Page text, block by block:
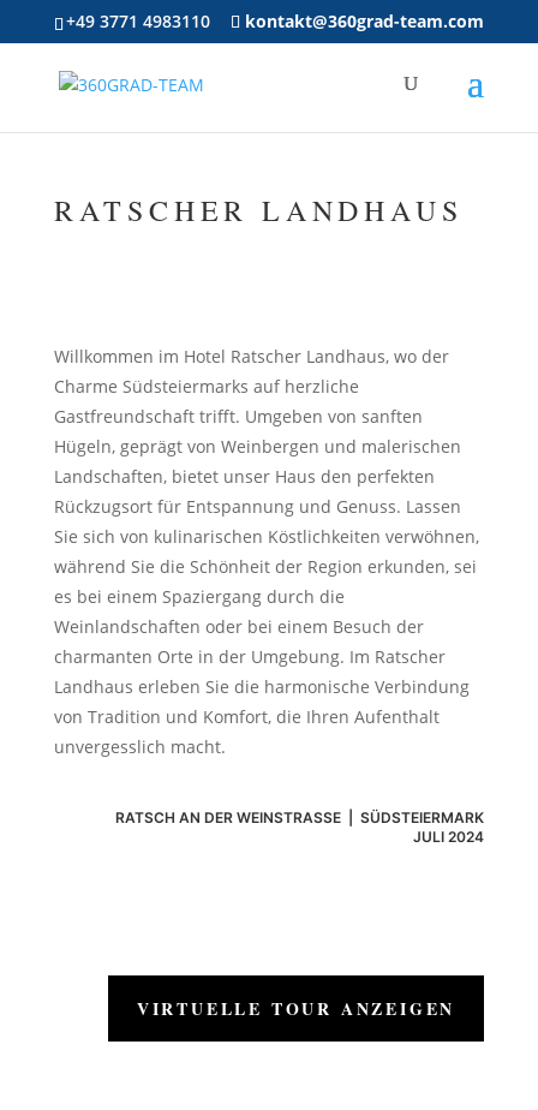
+49 3771 4983110 kontakt@360grad-team.com
RATSCHER LANDHAUS
Willkommen im Hotel Ratscher Landhaus, wo der
Charme Südsteiermarks auf herzliche
Gastfreundschaft trifft. Umgeben von sanften
Hügeln, geprägt von Weinbergen und malerischen
Landschaften, bietet unser Haus den perfekten
Rückzugsort für Entspannung und Genuss. Lassen
Sie sich von kulinarischen Köstlichkeiten verwöhnen,
während Sie die Schönheit der Region erkunden, sei
es bei einem Spaziergang durch die
Weinlandschaften oder bei einem Besuch der
charmanten Orte in der Umgebung. Im Ratscher
Landhaus erleben Sie die harmonische Verbindung
von Tradition und Komfort, die Ihren Aufenthalt
unvergesslich macht.
RATSCH AN DER WEINSTRASSE | SÜDSTEIERMARK
JULI 2024
VIRTUELLE TOUR ANZEIGEN